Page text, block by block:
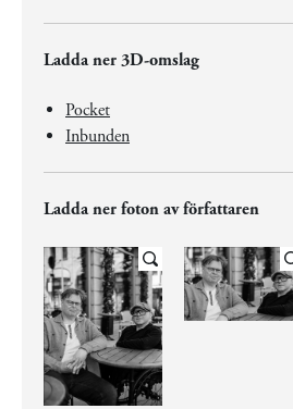
Ladda ner 3D-omslag
Pocket
Inbunden
Ladda ner foton av författaren